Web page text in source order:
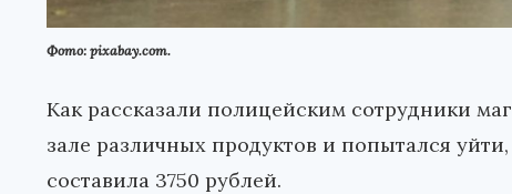
Фото: pixabay.com.
Как рассказали полицейским сотрудники
зале различных продуктов и попытался
составила 3750 рублей.